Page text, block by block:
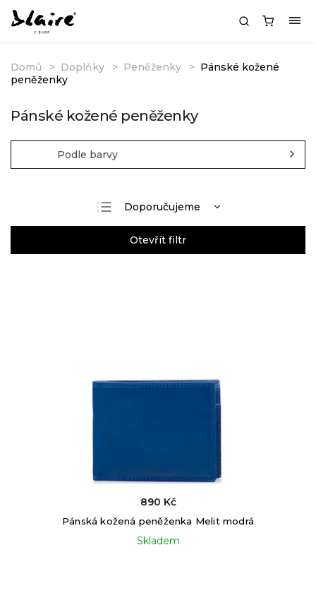
Domů Doplňky Peněženky
Pánské kožené
peněženky
Pánské kožené peněženky
Podle barvy
Doporučujeme
Nejlevnější
Nejdražší
Otevřít filtr
Pánská kožená peněženka Melit modrá
Skladem
890 Kč